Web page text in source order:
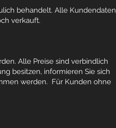
behandelt. Alle Kundendaten
verkauft.
Alle Preise sind verbindlich
besitzen, informieren Sie sich
werden. Für Kunden ohne